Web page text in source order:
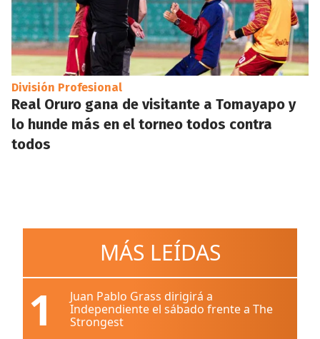
División Profesional
Real Oruro gana de visitante a Tomayapo y
lo hunde más en el torneo todos contra
todos
MÁS LEÍDAS
1
Juan Pablo Grass dirigirá a
Independiente el sábado frente a The
Strongest